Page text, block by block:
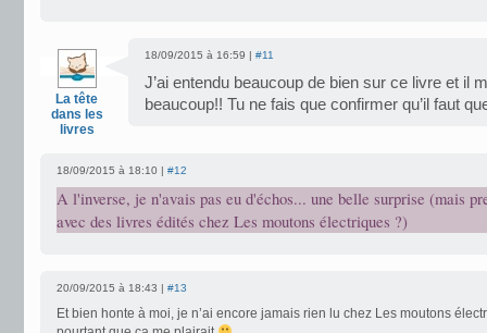
La tête
dans les
livres
18/09/2015 à 16:59 | #11
J’ai entendu beaucoup de bien sur ce livre et il
beaucoup!! Tu ne fais que confirmer qu’il faut
18/09/2015 à 18:10 | #12
A l'inverse, je n'avais pas eu d'échos... une belle surprise (mais
avec des livres édités chez Les moutons électriques ?)
20/09/2015 à 18:43 | #13
Et bien honte à moi, je n’ai encore jamais rien lu chez Les moutons